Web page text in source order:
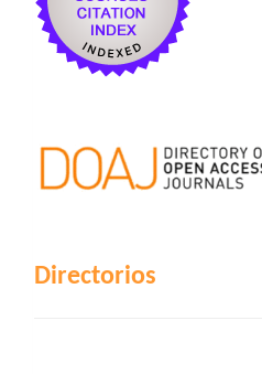
Directorios